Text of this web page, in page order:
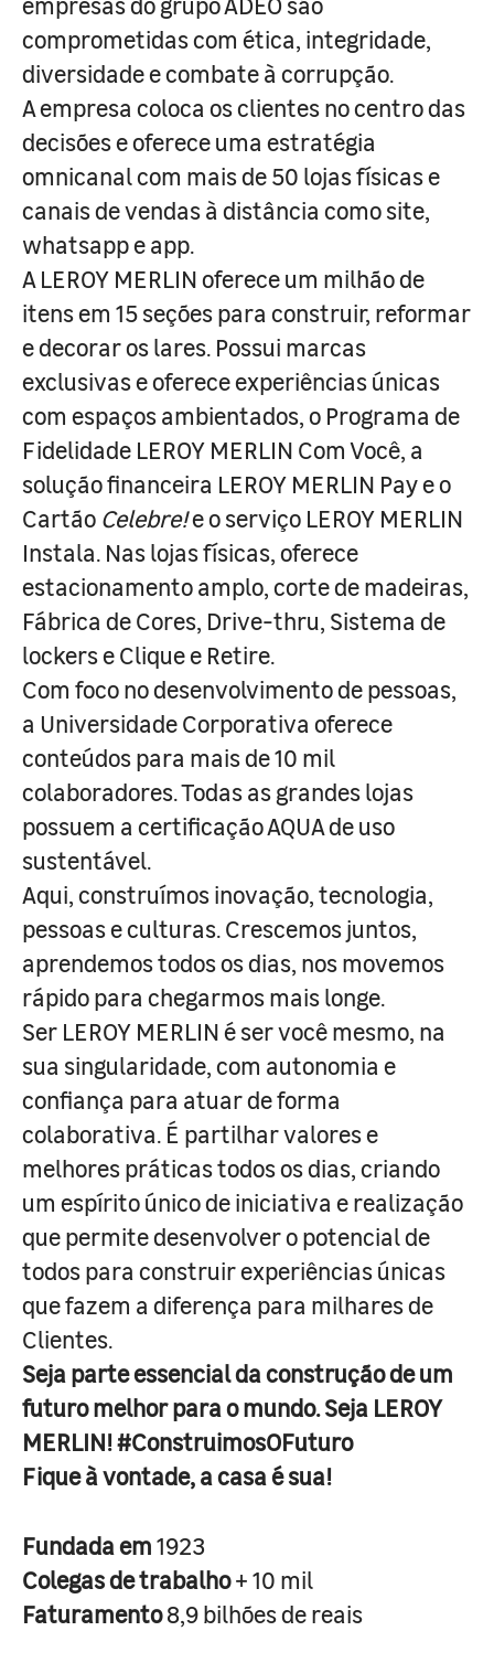
comprometidas com ética, integridade,
diversidade e combate à corrupção.
A empresa coloca os clientes no centro das
decisões e oferece uma estratégia
omnicanal com mais de 50 lojas físicas e
canais de vendas à distância como site,
whatsapp e app.
A LEROY MERLIN oferece um milhão de
itens em 15 seções para construir, reformar
e decorar os lares. Possui marcas
exclusivas e oferece experiências únicas
com espaços ambientados, o Programa de
Fidelidade LEROY MERLIN Com Você, a
solução financeira LEROY MERLIN Pay e o
Cartão Celebre!e o serviço LEROY MERLIN
Instala. Nas lojas físicas, oferece
estacionamento amplo, corte de madeiras,
Fábrica de Cores, Drive-thru, Sistema de
lockers e Clique e Retire.
Com foco no desenvolvimento de pessoas,
a Universidade Corporativa oferece
conteúdos para mais de 10 mil
colaboradores. Todas as grandes lojas
possuem a certificação AQUA de uso
sustentável.
Aqui, construímos inovação, tecnologia,
pessoas e culturas. Crescemos juntos,
aprendemos todos os dias, nos movemos
rápido para chegarmos mais longe.
Ser LEROY MERLIN é ser você mesmo, na
sua singularidade, com autonomia e
confiança para atuar de forma
colaborativa. É partilhar valores e
melhores práticas todos os dias, criando
um espírito único de iniciativa e realização
que permite desenvolver o potencial de
todos para construir experiências únicas
que fazem a diferença para milhares de
Clientes.
Seja parte essencial da construção de um
futuro melhor para o mundo. Seja LEROY
MERLIN! #ConstruimosOFuturo
Fique à vontade, a casa é sua!
Fundada em1923
Colegas de trabalho+ 10 mil
Faturamento8,9 bilhões de reais